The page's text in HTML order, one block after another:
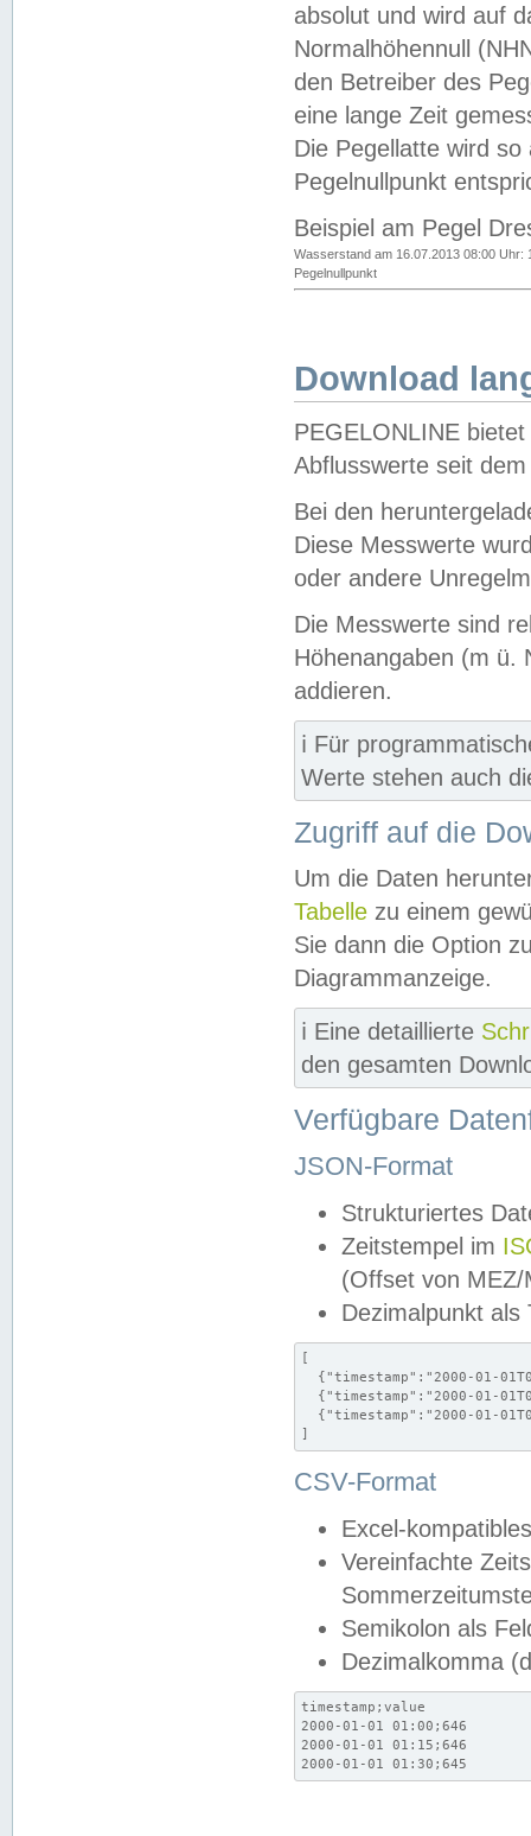
absolut und wird auf
Normalhöhennull
den Betreiber des
eine lange Zeit
Die Pegellatte wird
Pegelnullpunkt
Beispiel am Pegel
Wasserstand am 16.07.2013 08:00 Uhr:
Pegelnullpunkt
Download
PEGELONLINE
Abflusswerte seit
Bei den
Diese Messwerte
oder andere
Die Messwerte sind
Höhenangaben (m ü.
addieren.
ℹ️ Für
Werte stehen auch
Zugriff auf die
Um die Daten
Tabelle zu einem
Sie dann die Option
Diagrammanzeige.
ℹ️ Eine detaillierte
den gesamten
Verfügbare
JSON-Format
Strukturiertes
Zeitstempel im
(Offset von MEZ/
Dezimalpunkt als
[
{"timestamp":"2000-01-
{"timestamp":"2000-01-
{"timestamp":"2000-01-
]
CSV-Format
Excel-
Vereinfachte
Semikolon als
Dezimalkomma
timestamp;value
2000-01-01 01:00;646
2000-01-01 01:15;646
2000-01-01 01:30;645